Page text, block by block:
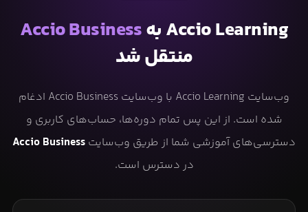
Accio Learning به
Accio Business
منتقل شد
وب‌سایت Accio Learning با وب‌سایت Accio Business ادغام
شده است. از این پس تمام دوره‌ها، حساب‌های کاربری و
دسترسی‌های آموزشی شما از طریق وب‌سایت Accio Business
در دسترس است.